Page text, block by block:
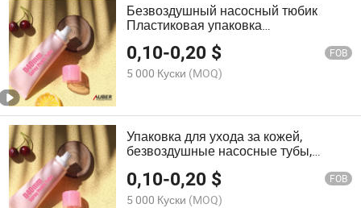
Безвоздушный насосный тюбик
Пластиковая упаковка
Косметический тюбик Косметический
контейнер
0,10-0,20 $ FOB
5 000 Куски (MOQ)
Упаковка для ухода за кожей,
безвоздушные насосные тубы,
пластиковая упаковка
0,10-0,20 $ FOB
5 000 Куски (MOQ)